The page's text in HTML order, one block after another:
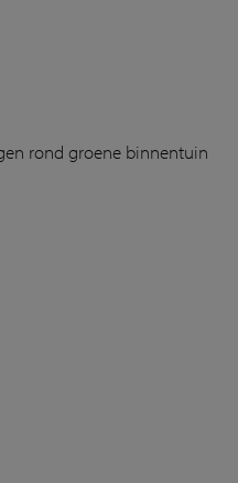
rond groene binnentuin